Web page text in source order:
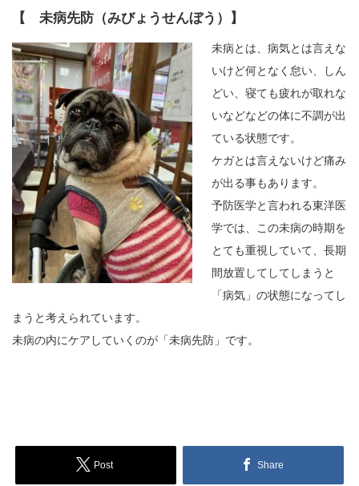
【 未病先防（みびょうせんぼう）】
未病とは、病気とは言えな
いけど何となく怠い、しん
どい、寝ても疲れが取れな
いなどなどの体に不調が出
ている状態です。
ケガとは言えないけど痛み
が出る事もあります。
予防医学と言われる東洋医
学では、この未病の時期を
とても重視していて、長期
間放置してしてしまうと
「病気」の状態になってし
まうと考えられています。
未病の内にケアしていくのが「未病先防」です。
Post Share